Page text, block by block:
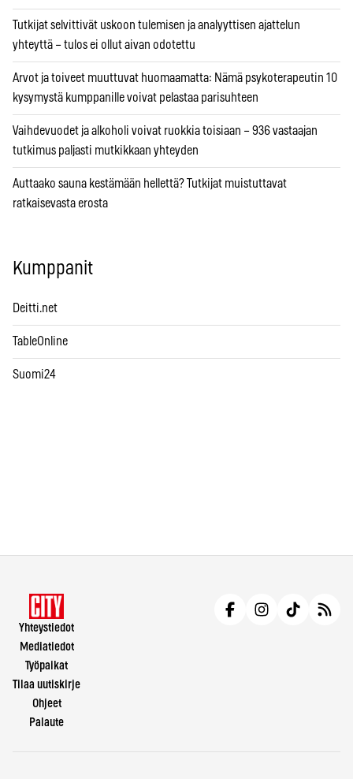
Tutkijat selvittivät uskoon tulemisen ja analyyttisen ajattelun
yhteyttä – tulos ei ollut aivan odotettu
Arvot ja toiveet muuttuvat huomaamatta: Nämä psykoterapeutin 10
kysymystä kumppanille voivat pelastaa parisuhteen
Vaihdevuodet ja alkoholi voivat ruokkia toisiaan – 936 vastaajan
tutkimus paljasti mutkikkaan yhteyden
Auttaako sauna kestämään hellettä? Tutkijat muistuttavat
ratkaisevasta erosta
Kumppanit
Deitti.net
TableOnline
Suomi24
Yhteystiedot
Mediatiedot
Työpaikat
Tilaa uutiskirje
Ohjeet
Palaute